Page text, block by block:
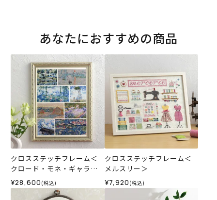
あなたにおすすめの商品
クロスステッチフレーム＜
クロード・モネ・ギャラリ
ー＞
¥28,600 (税込)
クロスステッチフレーム＜
メルスリー＞
¥7,920 (税込)